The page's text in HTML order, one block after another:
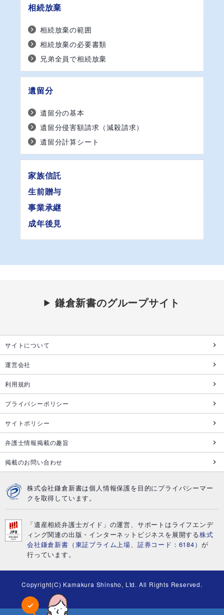
相続放棄
相続放棄の範囲
相続放棄の必要書類
兄弟全員で相続放棄
遺留分
遺留分の基本
遺留分侵害額請求（減殺請求）
遺留分計算シート
家族信託
生前贈与
事業承継
成年後見
鎌倉新書のグループサイト
サイトについて
運営会社
利用規約
プライバシーポリシー
サイトポリシー
弁護士情報掲載の趣旨
掲載のお問い合わせ
株式会社鎌倉新書は個人情報保護を目的にプライバシーマー
クを取得しています。
「遺産相続弁護士ガイド」の運営、サポートはライフエンデ
ィング関連の出版・インターネットビジネスを展開する株式
会社鎌倉新書（東証プライム上場、証券コード：6184） が
行っています。
Copyright(C) Kamakura Shinsho, Ltd. All Rights Reserved.